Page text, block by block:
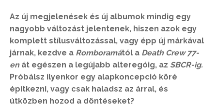
Az új megjelenések és új albumok mindig egy
nagyobb változást jelentenek, hiszen azok egy
komplett stílusváltozással, vagy épp új márkával
járnak, kezdve a Romboramától a Death Crew 77-
en át egészen a legújabb alteregóig, az SBCR-ig.
Próbálsz ilyenkor egy alapkoncepció köré
építkezni, vagy csak haladsz az árral, és
útközben hozod a döntéseket?